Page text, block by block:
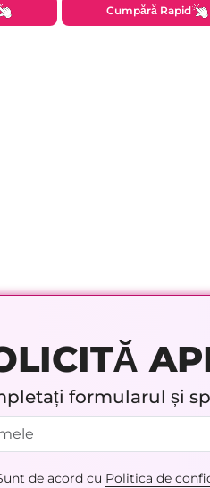
Cumpără Rapid
formularul și
de acord cu Politica de